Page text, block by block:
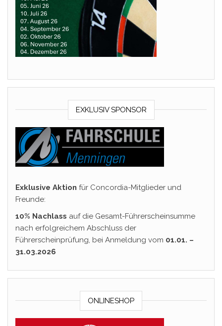
EXKLUSIV SPONSOR
Exklusive Aktion für Concordia-Mitglieder und
Freunde:
10% Nachlass auf die Gesamt-Führerscheinsumme
nach erfolgreichem Abschluss der
Führerscheinprüfung, bei Anmeldung vom 01.01. –
31.03.2026
ONLINESHOP